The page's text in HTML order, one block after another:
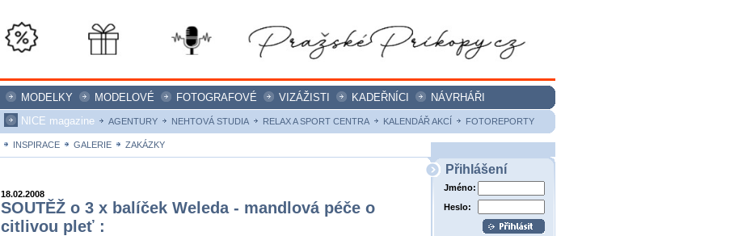
MODELKY MODELOVÉ FOTOGRAFOVÉ VIZÁŽISTI KADEŘNÍCI
NÁVRHÁŘI
NICE magazine
AGENTURY NEHTOVÁ STUDIA RELAX A SPORT CENTRA KALENDÁŘ AKCÍ FOTOREPORTY
INSPIRACE GALERIE ZAKÁZKY
18.02.2008
SOUTĚŽ o 3 x balíček Weleda - mandlová péče o
citlivou pleť :
Přihlášení
Jméno:
Heslo: